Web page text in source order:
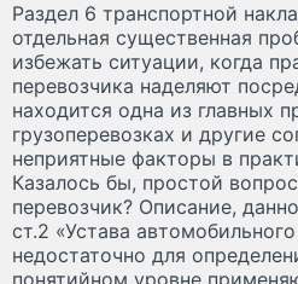
Раздел 6 транспортной
отдельная существенная
избежать ситуации, когда
перевозчика наделяют
находится одна из главных
грузоперевозках и другие
неприятные факторы в
Казалось бы, простой
перевозчик? Описание,
ст.2 «Устава
недостаточно для